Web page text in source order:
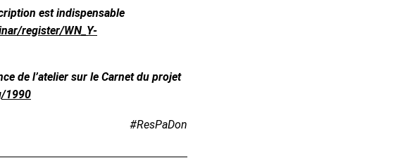
est indispensable
register/WN_Y-
de l’atelier sur le Carnet du projet
1990
#ResPaDon